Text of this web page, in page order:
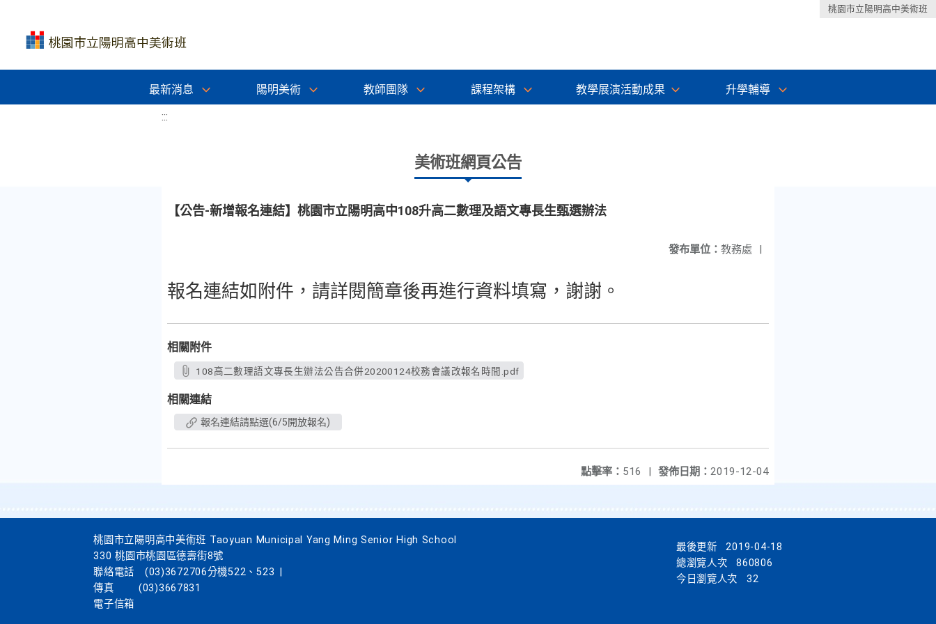
桃園市立陽明高中美術班
最新消息 陽明美術 教師團隊 課程架構 教學展演活動成果 升學輔導
:::
美術班網頁公告
【公告-新增報名連結】桃園市立陽明高中108升高二數理及語文專長生甄選辦法
發布單位： 教務處 |
報名連結如附件，請詳閱簡章後再進行資料填寫，謝謝。
相關附件
108高二數理語文專長生辦法公告合併20200124校務會議改報名時間.pdf
相關連結
報名連結請點選(6/5開放報名)
發佈日期： 2019-12-04
點擊率： 516 |
桃園市立陽明高中美術班 Taoyuan Municipal Yang Ming Senior High School
330 桃園市桃園區德壽街8號
聯絡電話
(03)3672706分機522、523
傳真
(03)3667831
電子信箱
最後更新
2019-04-18
總瀏覽人次
860806
今日瀏覽人次
32